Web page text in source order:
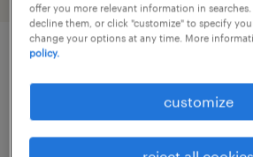
job details
descriptif du poste
offer you more relevant information in
decline them, or click "customize" to specify
change your options at any time. More
policy.
customize